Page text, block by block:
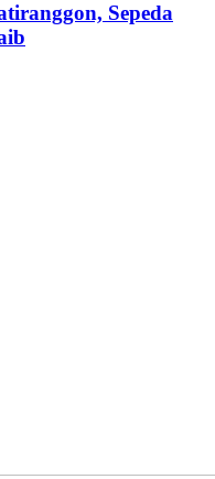
Sepeda